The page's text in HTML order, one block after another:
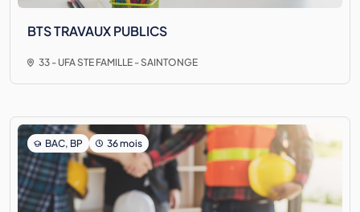
BTS TRAVAUX PUBLICS
33 - UFA STE FAMILLE - SAINTONGE
BAC, BP 36 mois